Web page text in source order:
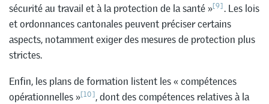
sécurité au travail et à la protection de la santé »[9]. Les lois
et ordonnances cantonales peuvent préciser certains
aspects, notamment exiger des mesures de protection plus
strictes.
Enfin, les plans de formation listent les « compétences
opérationnelles »[10], dont des compétences relatives à la